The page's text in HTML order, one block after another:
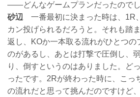
——どんなゲームプランだったので
砂辺 一番最初に決まった時は、1R
カン投げられるだろうと。それも踏
返し、KOか一本取る流れがひとつの
のがあるし、あとは打撃で圧倒し、
り、倒すというのはありました。ど
ったです。2Rが終わった時に、こっ
の流れだと思って挑んだのですけど